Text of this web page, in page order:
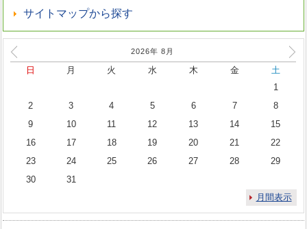
サイトマップから探す
2026年 8 月
日 月 火 水 木 金
土
1
2
3 4 5 6 7
8
9
10 11 12 13 14
15
16
17 18 19 20 21
22
23
24 25 26 27 28
29
30
31
月間表示